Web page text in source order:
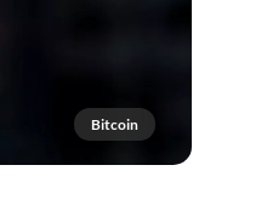
Bitcoin